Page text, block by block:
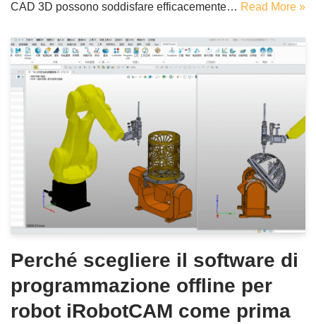
CAD 3D possono soddisfare efficacemente… Read More »
Perché scegliere il software di
programmazione offline per
robot iRobotCAM come prima